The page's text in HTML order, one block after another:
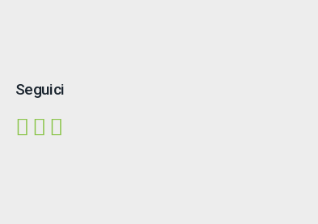
Seguici